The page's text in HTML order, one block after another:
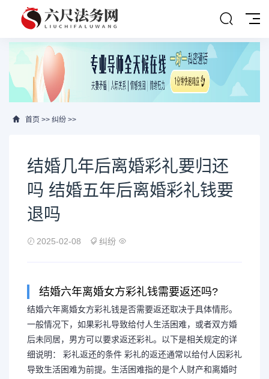
首页 >> 纠纷 >>
结婚几年后离婚彩礼要归还
吗 结婚五年后离婚彩礼钱要
退吗
2025-02-08 纠纷
结婚六年离婚女方彩礼钱需要返还吗?
结婚六年离婚女方彩礼钱是否需要返还取决于具体情形。
一般情况下，如果彩礼导致给付人生活困难，或者双方婚
后未同居，男方可以要求返还彩礼。以下是相关规定的详
细说明： 彩礼返还的条件 彩礼的返还通常以给付人因彩礼
导致生活困难为前提。生活困难指的是个人财产和离婚时
结婚几年后离婚彩礼要
后离婚彩礼钱